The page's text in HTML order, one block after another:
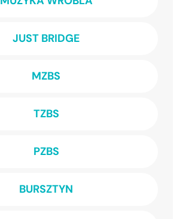
JUST BRIDGE
MZBS
TZBS
PZBS
BURSZTYN